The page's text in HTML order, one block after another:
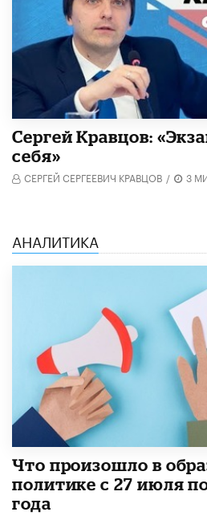
Сергей Кравцов:
себя»
СЕРГЕЙ СЕРГЕЕВИЧ КРАВЦОВ / 3
АНАЛИТИКА
​Что произошло в
политике с 27 июля
года